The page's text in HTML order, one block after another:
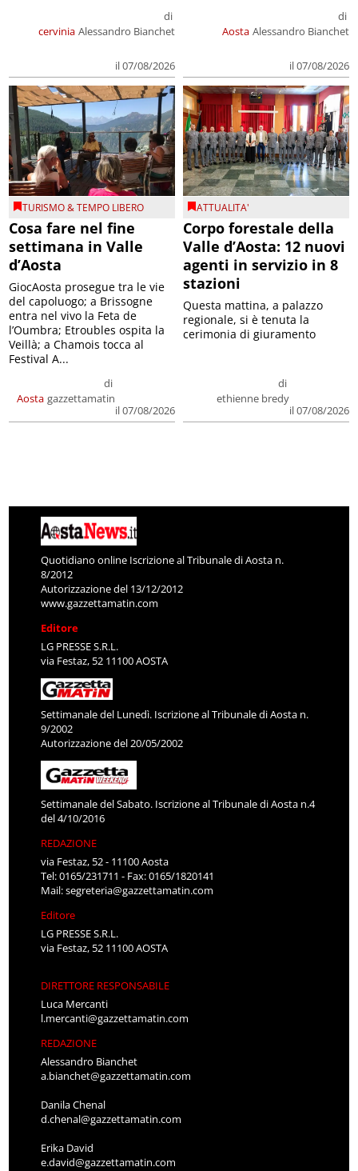
cervinia
di
Alessandro Bianchet
il 07/08/2026
Aosta
di
Alessandro Bianchet
il 07/08/2026
TURISMO & TEMPO LIBERO
Cosa fare nel fine
settimana in Valle
d’Aosta
Aosta
di
gazzettamatin
il 07/08/2026
GiocAosta prosegue tra le vie
del capoluogo; a Brissogne
entra nel vivo la Feta de
l’Oumbra; Etroubles ospita la
Veillà; a Chamois tocca al
Festival A...
ATTUALITA'
Corpo forestale della
Valle d’Aosta: 12 nuovi
agenti in servizio in 8
stazioni
di
ethienne bredy
il 07/08/2026
Questa mattina, a palazzo
regionale, si è tenuta la
cerimonia di giuramento
Quotidiano online Iscrizione al Tribunale di Aosta n.
8/2012
Autorizzazione del 13/12/2012
www.gazzettamatin.com
Editore
LG PRESSE S.R.L.
via Festaz, 52 11100 AOSTA
Settimanale del Lunedì. Iscrizione al Tribunale di Aosta n.
9/2002
Autorizzazione del 20/05/2002
Settimanale del Sabato. Iscrizione al Tribunale di Aosta n.4
del 4/10/2016
REDAZIONE
via Festaz, 52 - 11100 Aosta
Tel: 0165/231711 - Fax: 0165/1820141
Mail:segreteria@gazzettamatin.com
Editore
LG PRESSE S.R.L.
via Festaz, 52 11100 AOSTA
DIRETTORE RESPONSABILE
Luca Mercanti
l.mercanti@gazzettamatin.com
REDAZIONE
Alessandro Bianchet
a.bianchet@gazzettamatin.com
Danila Chenal
d.chenal@gazzettamatin.com
Erika David
e.david@gazzettamatin.com